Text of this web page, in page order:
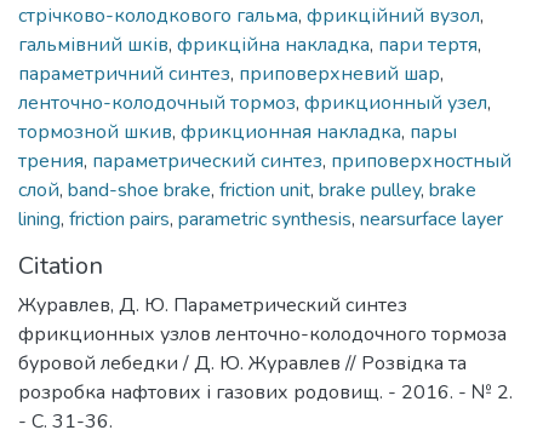
стрічково-колодкового гальма, фрикційний вузол,
гальмівний шків, фрикційна накладка, пари тертя,
параметричний синтез, приповерхневий шар,
ленточно-колодочный тормоз, фрикционный узел,
тормозной шкив, фрикционная накладка, пары
трения, параметрический синтез, приповерхностный
слой, band-shoe brake, friction unit, brake pulley, brake
lining, friction pairs, parametric synthesis, nearsurface layer
Citation
Журавлев, Д. Ю. Параметрический синтез
фрикционных узлов ленточно-колодочного тормоза
буровой лебедки / Д. Ю. Журавлев // Розвідка та
розробка нафтових і газових родовищ. - 2016. - № 2.
- С. 31-36.